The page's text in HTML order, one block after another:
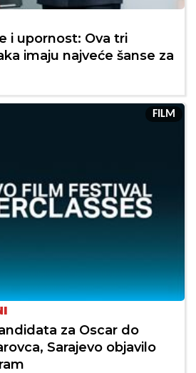
i upornost: Ova tri
imaju najveće šanse za
FILM
za Oscar do
Sarajevo objavilo